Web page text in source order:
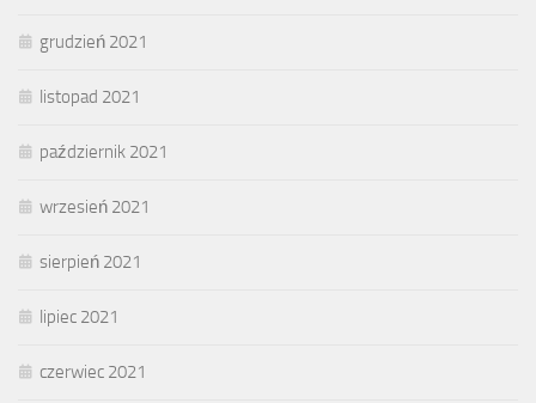
grudzień 2021
listopad 2021
październik 2021
wrzesień 2021
sierpień 2021
lipiec 2021
czerwiec 2021